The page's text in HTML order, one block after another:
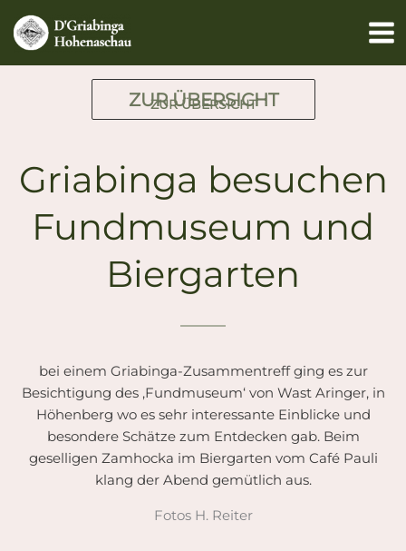
Inhalt
springen
ZUR ÜBERSICHT
ZUR ÜBERSICHT
Griabinga besuchen
Fundmuseum und
Biergarten
bei einem Griabinga-Zusammentreff ging es zur
Besichtigung des ‚Fundmuseum‘ von Wast Aringer, in
Höhenberg wo es sehr interessante Einblicke und
besondere Schätze zum Entdecken gab. Beim
geselligen Zamhocka im Biergarten vom Café Pauli
klang der Abend gemütlich aus.
Fotos H. Reiter